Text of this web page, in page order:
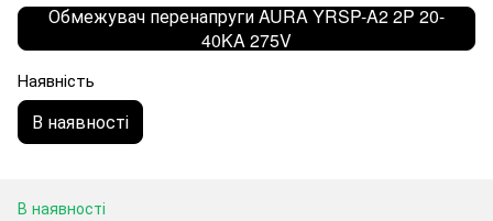
Обмежувач перенапруги AURA YRSP-A2 2P 20-
40KA 275V
Наявність
В наявності
В наявності